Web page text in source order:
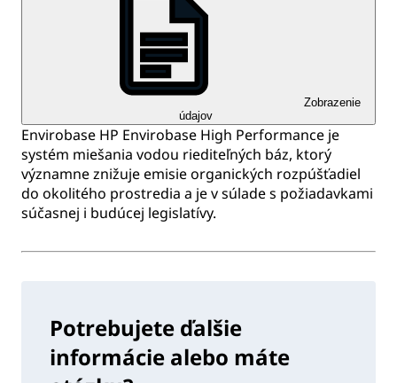
Zobrazenie
údajov
Envirobase HP Envirobase High Performance je
systém miešania vodou riediteľných báz, ktorý
významne znižuje emisie organických rozpúšťadiel
do okolitého prostredia a je v súlade s požiadavkami
súčasnej i budúcej legislatívy.
Potrebujete ďalšie
informácie alebo máte